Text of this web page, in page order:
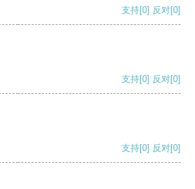
支持[0] 反对[0]
支持[0] 反对[0]
支持[0] 反对[0]